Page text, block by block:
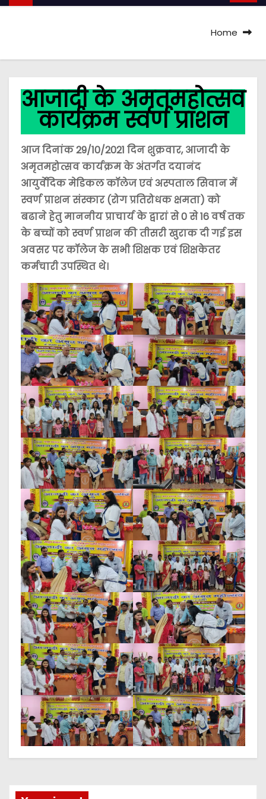
Home
आजादी के अमृतमहोत्सव
कार्यक्रम स्वर्ण प्राशन
आज दिनांक 29/10/2021 दिन शुक्रवार, आजादी के
अमृतमहोत्सव कार्यक्रम के अंतर्गत दयानंद
आयुर्वेदिक मेडिकल कॉलेज एवं अस्पताल सिवान में
स्वर्ण प्राशन संस्कार (रोग प्रतिरोधक क्षमता) को
बढाने हेतु माननीय प्राचार्य के द्वारां से 0 से 16 वर्ष तक
के बच्चों को स्वर्ण प्राशन की तीसरी खुराक दी गई इस
अवसर पर कॉलेज के सभी शिक्षक एवं शिक्षकेतर
कर्मचारी उपस्थित थे।